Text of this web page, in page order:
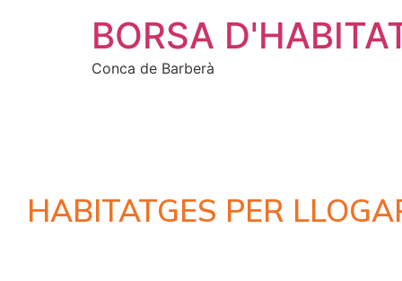
BORSA
Conca de Barberà
HABITATGES PER